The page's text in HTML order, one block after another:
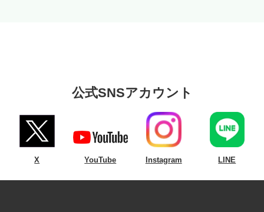
公式SNSアカウント
X YouTube Instagram LINE